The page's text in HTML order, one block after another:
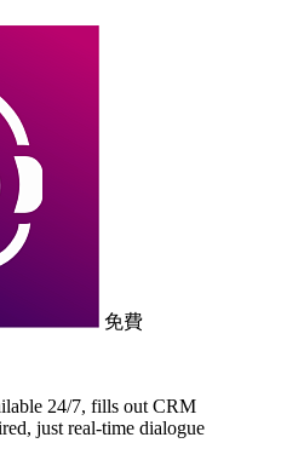
免費
24/7, fills out CRM
just real-time dialogue